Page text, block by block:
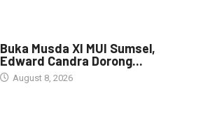
Buka Musda XI MUI Sumsel,
Edward Candra Dorong...
August 8, 2026